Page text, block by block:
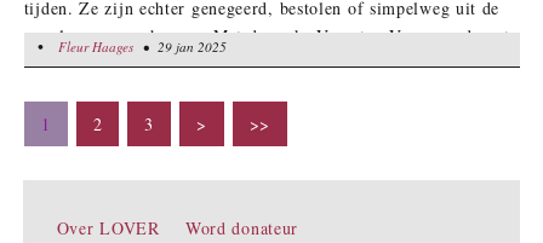
tijden. Ze zijn echter genegeerd, bestolen of simpelweg uit de
annalen weggeschreven. Met de reeks Vergeten Vrouwen draagt
LOVER bij aan het eerherstel dat ze verdienen.
Fleur Haages• 29 jan 2025
•Fleur Haages • 29 jan 2025
1 2 3 > >>
Over LOVER
Word donateur